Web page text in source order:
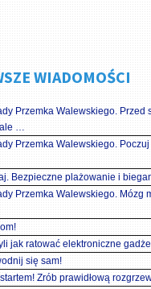
WIADOMOŚCI
Przemka Walewskiego. Przed
…
Przemka Walewskiego.
Bezpieczne plażowanie i
Przemka Walewskiego. Mózg
jak ratować elektroniczne
się sam!
Zrób prawidłową